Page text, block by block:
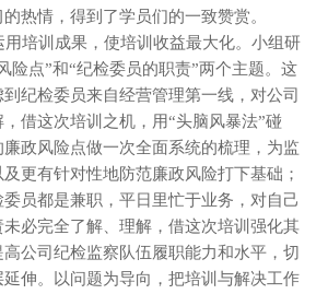
热情，得到了学员们的一致赞赏。
培训成果，使培训收益最大化。小组研
险点”和“纪检委员的职责”两个主题。这
纪检委员来自经营管理第一线，对公司
借这次培训之机，用“头脑风暴法”碰
政风险点做一次全面系统的梳理，为监
更有针对性地防范廉政风险打下基础；
员都是兼职，平日里忙于业务，对自己
必完全了解、理解，借这次培训强化其
公司纪检监察队伍履职能力和水平，切
伸。以问题为导向，把培训与解决工作